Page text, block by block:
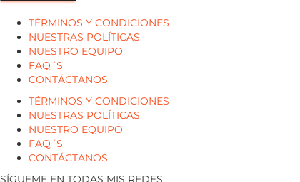
TÉRMINOS Y CONDICIONES
NUESTRAS POLÍTICAS
NUESTRO EQUIPO
FAQ´S
CONTÁCTANOS
TÉRMINOS Y CONDICIONES
NUESTRAS POLÍTICAS
NUESTRO EQUIPO
FAQ´S
CONTÁCTANOS
SÍGUEME EN TODAS MIS REDES